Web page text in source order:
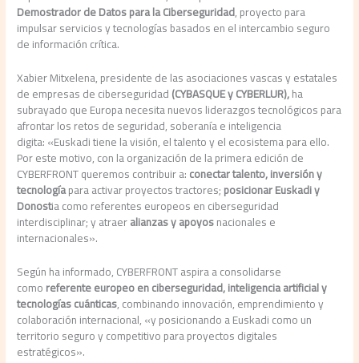
Demostrador de Datos para la Ciberseguridad, proyecto para
impulsar servicios y tecnologías basados en el intercambio seguro
de información crítica.
Xabier Mitxelena, presidente de las asociaciones vascas y estatales
de empresas de ciberseguridad(CYBASQUE y CYBERLUR),ha
subrayado que Europa necesita nuevos liderazgos tecnológicos para
afrontar los retos de seguridad, soberanía e inteligencia
digita: «Euskadi tiene la visión, el talento y el ecosistema para ello.
Por este motivo, con la organización de la primera edición de
CYBERFRONT queremos contribuir a:conectar talento, inversión y
tecnologíapara activar proyectos tractores;posicionar Euskadi y
Donostia como referentes europeos en ciberseguridad
interdisciplinar; y atraeralianzas y apoyosnacionales e
internacionales».
Según ha informado, CYBERFRONT aspira a consolidarse
comoreferente europeo en ciberseguridad, inteligencia artificial y
tecnologías cuánticas, combinando innovación, emprendimiento y
colaboración internacional, «y posicionando a Euskadi como un
territorio seguro y competitivo para proyectos digitales
estratégicos».